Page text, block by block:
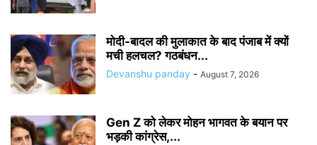
मोदी-बादल की मुलाकात के बाद पंजाब में क्यों
मची हलचल? गठबंधन...
Devanshu panday - August 7, 2026
Gen Z को लेकर मोहन भागवत के बयान पर
भड़की कांग्रेस,...